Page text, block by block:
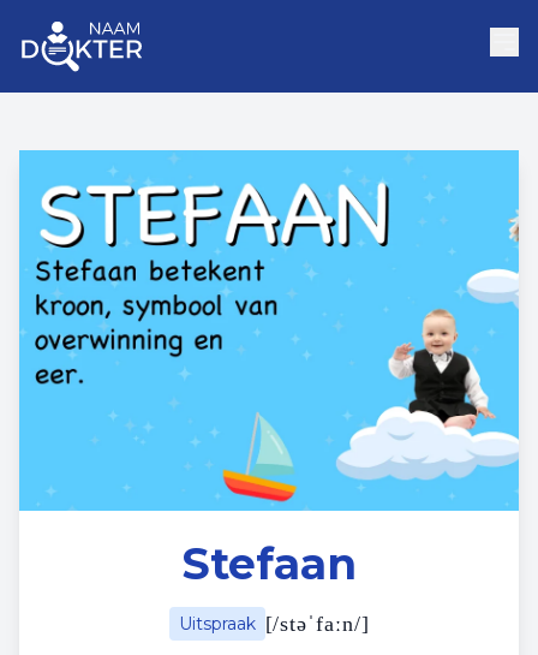
Stefaan
Uitspraak [/stəˈfaːn/]